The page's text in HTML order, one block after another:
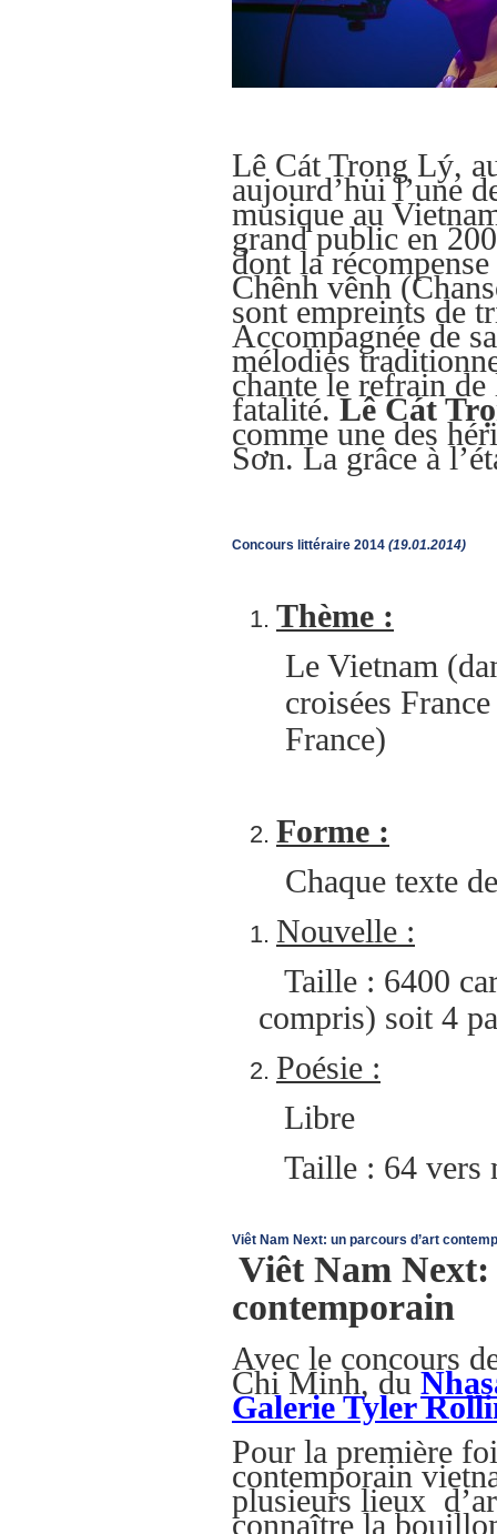
Lê Cát Trọng Lý,
aujourd’hui l’une
musique au
grand public en
dont la
Chênh vênh
sont empreints de
Accompagnée de
mélodies
chante le refrain de
fatalité. Lê Cát
comme une des
Sơn. La grâce à
Concours littéraire 2014 (19.01.2014)
Thème :
Le Vietnam
croisées
France)
Forme :
Chaque texte
Nouvelle :
Taille : 6400
compris) soit 4
Poésie :
Libre
Taille : 64 vers
Viêt Nam Next: un parcours d’art
Viêt Nam
contemporain
Avec le concours
Chi Minh, du
Galerie Tyler
Pour la première
contemporain
plusieurs lieux
connaître la